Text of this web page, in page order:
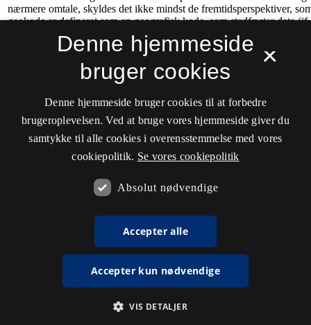
×
Denne hjemmeside
bruger cookies
Denne hjemmeside bruger cookies til at forbedre
brugeroplevelsen. Ved at bruge vores hjemmeside giver du
samtykke til alle cookies i overensstemmelse med vores
cookiepolitik. Se vores cookiepolitik
Absolut nødvendige
Accepter alle
Accepter kun nødvendige
VIS DETALJER